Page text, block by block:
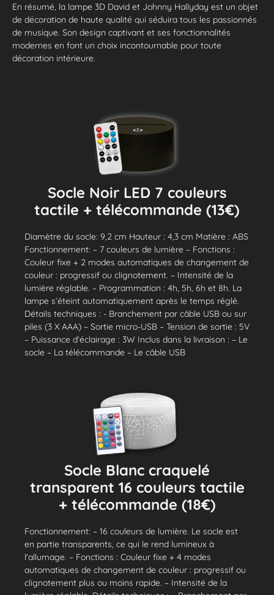
En résumé, la lampe 3D David et Johnny Hallyday est un objet
de décoration de haute qualité qui séduira tous les passionnés
de musique. Son design captivant et ses fonctionnalités
modernes en font un choix incontournable pour toute
décoration intérieure.
Socle Noir LED 7 couleurs
tactile + télécommande (13€)
Diamètre du socle: 9,2 cm Hauteur : 4,3 cm Matière : ABS
Fonctionnement: – 7 couleurs de lumière – Fonctions :
Couleur fixe + 2 modes automatiques de changement de
couleur : progressif ou clignotement. – Intensité de la
lumière réglable. – Programmation : 4h, 5h, 6h et 8h. La
lampe s’éteint automatiquement après le temps réglé.
Détails techniques : - Branchement par câble USB ou sur
piles (3 X AAA) – Sortie micro-USB – Tension de sortie : 5V
– Puissance d’éclairage : 3W Inclus dans la livraison : – Le
socle – La télécommande – Le câble USB
Socle Blanc craquelé
transparent 16 couleurs tactile
+ télécommande (18€)
Fonctionnement: – 16 couleurs de lumière. Le socle est
en partie transparents, ce qui le rend lumineux à
l'allumage. – Fonctions : Couleur fixe + 4 modes
automatiques de changement de couleur : progressif ou
clignotement plus ou moins rapide. – Intensité de la